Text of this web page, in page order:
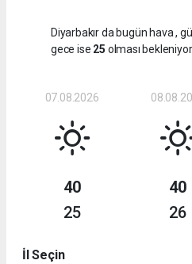
Diyarbakır da bugün hava,
gece ise 25 olması bekleniyor.
07.08.2026
40
25
40
26
İl Seçin